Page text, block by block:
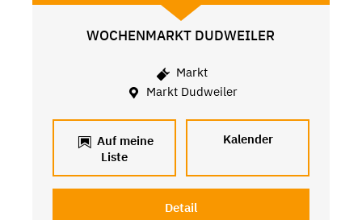
WOCHENMARKT DUDWEILER
Markt
Markt Dudweiler
Auf meine
Liste
Kalender
Detail